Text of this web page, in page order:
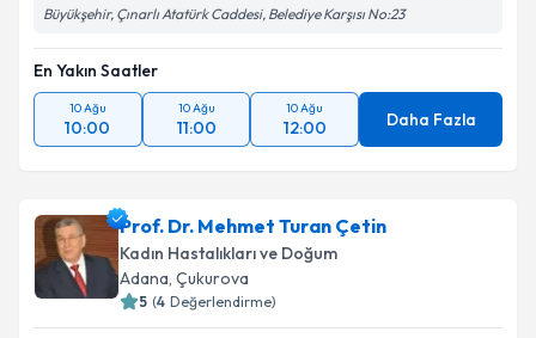
Büyükşehir, Çınarlı Atatürk Caddesi, Belediye Karşısı No:23
En Yakın Saatler
10 Ağu
10:00
10 Ağu
11:00
10 Ağu
12:00 Daha Fazla
Prof. Dr. Mehmet Turan Çetin
Kadın Hastalıkları ve Doğum
Adana, Çukurova
5 (4 Değerlendirme)